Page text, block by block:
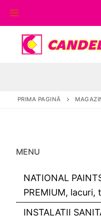
conținut
PRIMA PAGINĂ
MENU
NATIONAL
PREMIUM, lacuri,
INSTALATII